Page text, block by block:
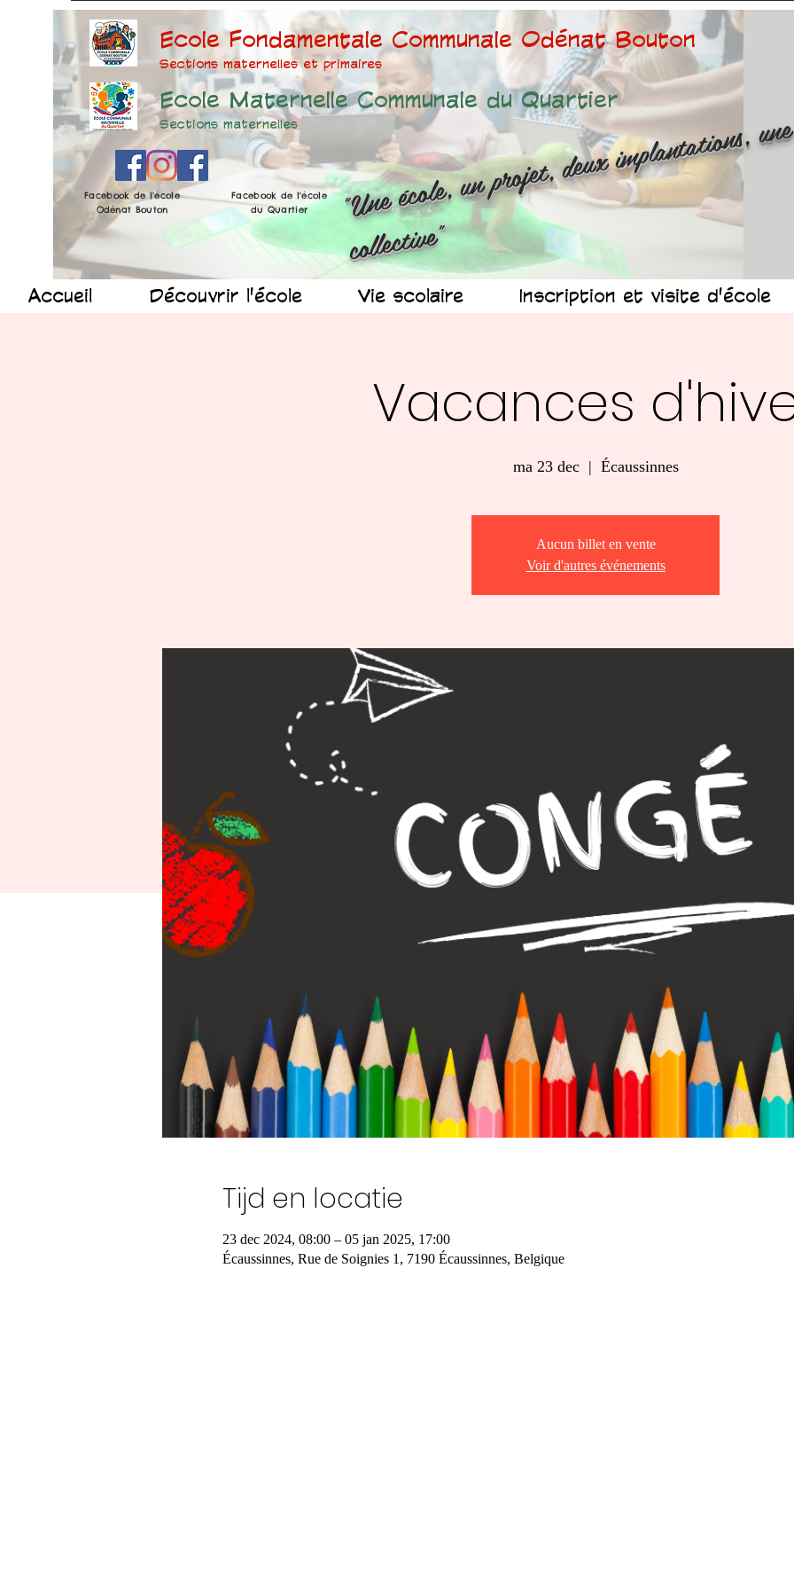
Ecole Fondamentale Communale Odénat Bouton
Sections maternelles et primaires
Ecole Maternelle Communale du Quartier
Sections maternelles ne
n
x
"
Facebook de l'école
Odénat Bouton
Facebook de l'école
du Quartier
Accueil Découvrir l'école Vie scolaire Inscription et visite d'école
Vacances
ma 23 dec
  |
Écaussinnes
Aucun billet en vente
Voir d'autres événements
Tijd en locatie
23 dec 2024, 08:00 – 05 jan 2025, 17:00
Écaussinnes, Rue de Soignies 1, 7190 Écaussinnes, Belgique